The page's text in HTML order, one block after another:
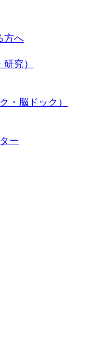
方へ
究）
・脳ドック）
ー